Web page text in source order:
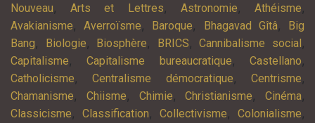
Nouveau,Arts et Lettres, Astronomie,Athéisme,
Avakianisme,Averroïsme, Baroque, Bhagavad Gîtâ, Big
Bang, Biologie, Biosphère, BRICS,Cannibalisme social,
Capitalisme,Capitalisme bureaucratique,Castellano,
Catholicisme,Centralisme démocratique,Centrisme,
Chamanisme, Chiisme, Chimie,Christianisme, Cinéma,
Classicisme, Classification, Collectivisme, Colonialisme,